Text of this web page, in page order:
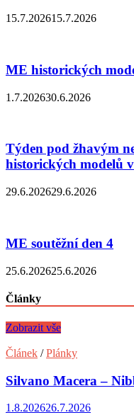
15.7.202615.7.2026
ME historických
1.7.202630.6.2026
Týden pod žhavým
historických modelů
29.6.202629.6.2026
ME soutěžní den 4
25.6.202625.6.2026
Články
Zobrazit vše
Článek /Plánky
Silvano Macera –
1.8.202626.7.2026